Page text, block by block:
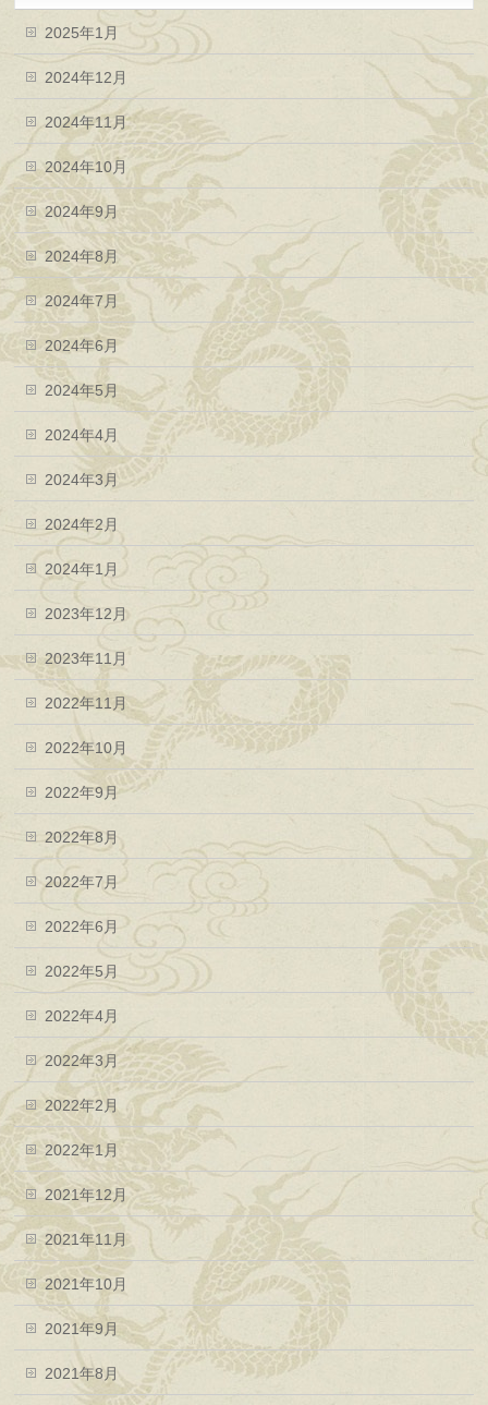
2025年1月
2024年12月
2024年11月
2024年10月
2024年9月
2024年8月
2024年7月
2024年6月
2024年5月
2024年4月
2024年3月
2024年2月
2024年1月
2023年12月
2023年11月
2022年11月
2022年10月
2022年9月
2022年8月
2022年7月
2022年6月
2022年5月
2022年4月
2022年3月
2022年2月
2022年1月
2021年12月
2021年11月
2021年10月
2021年9月
2021年8月